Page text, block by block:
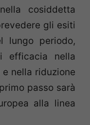
cosiddetta
gli esiti
lungo periodo,
efficacia nella
nella riduzione
passo sarà
alla linea